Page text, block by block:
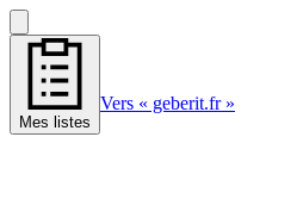
Mes listes
Vers « geberit.fr »